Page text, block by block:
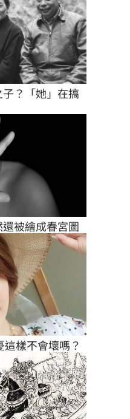
？「她」在搞
被繪成春宮圖
樣不會壞嗎？